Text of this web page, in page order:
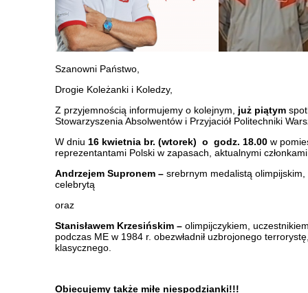
Szanowni Państwo,
Drogie Koleżanki i Koledzy,
Z przyjemnością informujemy o kolejnym, już piątym
Stowarzyszenia Absolwentów i Przyjaciół Politechniki
W dniu 16 kwietnia br. (wtorek) o godz. 18.00 w
reprezentantami Polski w zapasach, aktualnymi
Andrzejem Supronem – srebrnym medalistą
celebrytą
oraz
Stanisławem Krzesińskim – olimpijczykiem,
podczas ME w 1984 r. obezwładnił uzbrojonego
klasycznego.
Obiecujemy także miłe niespodzianki!!!